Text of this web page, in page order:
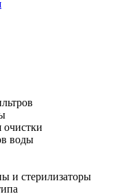
воды
и стерилизаторы